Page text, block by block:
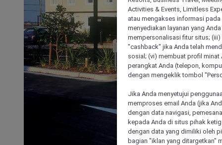
Activities & Events, Limitless
atau mengakses informasi
menyediakan layanan yang
mempersonalisasi fitur situs;
"cashback" jika Anda telah
sosial; (vi) membuat profil
perangkat Anda (telepon,
dengan mengeklik tombol
Jika Anda menyetujui
memproses email Anda (jika
dengan data navigasi,
kepada Anda di situs pihak
dengan data yang dimiliki oleh
bagian "iklan yang ditargetkan"